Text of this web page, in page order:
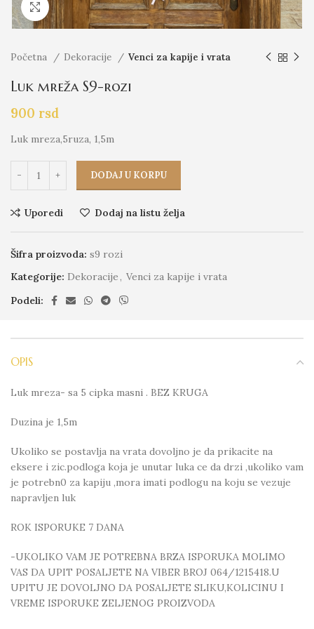
Click to enlarge
Početna Dekoracije Venci za kapije i vrata
Luk mreža S9-rozi
900 rsd
Luk mreza,5ruza, 1,5m
DODAJ U KORPU
Uporedi Dodaj na listu želja
Šifra proizvoda: s9 rozi
Kategorije: Dekoracije, Venci za kapije i vrata
Podeli:
OPIS
Luk mreza- sa 5 cipka masni . BEZ KRUGA
Duzina je 1,5m
Ukoliko se postavlja na vrata dovoljno je da prikacite na
eksere i zic.podloga koja je unutar luka ce da drzi ,ukoliko vam
je potrebn0 za kapiju ,mora imati podlogu na koju se vezuje
napravljen luk
ROK ISPORUKE 7 DANA
-UKOLIKO VAM JE POTREBNA BRZA ISPORUKA MOLIMO
VAS DA UPIT POSALJETE NA VIBER BROJ 064/1215418.U
UPITU JE DOVOLJNO DA POSALJETE SLIKU,KOLICINU I
VREME ISPORUKE ZELJENOG PROIZVODA